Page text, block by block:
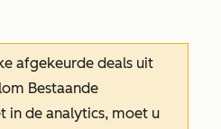
afgekeurde deals uit
Bestaande
in de analytics, moet u